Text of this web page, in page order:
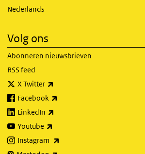
Nederlands
Volg ons
Abonneren nieuwsbrieven
RSS feed
X Twitter
Facebook
LinkedIn
Youtube
Instagram